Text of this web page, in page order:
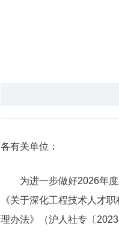
各有关单位：
为进一步做好2026年度
《关于深化工程技术人才
理办法》（沪人社专〔